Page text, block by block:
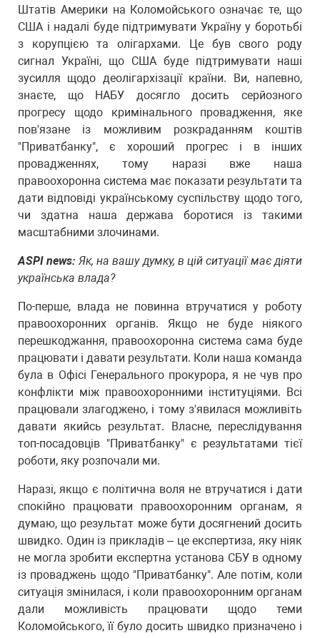
Штатів Америки на Коломойського означає те, що
США і надалі буде підтримувати Україну у боротьбі
з корупцією та олігархами. Це був свого роду
сигнал Україні, що США буде підтримувати наші
зусилля щодо деолігархізації країни. Ви, напевно,
знаєте, що НАБУ досягло досить серйозного
прогресу щодо кримінального провадження, яке
пов'язане із можливим розкраданням коштів
"Приватбанку", є хороший прогрес і в інших
провадженнях, тому наразі вже наша
правоохоронна система має показати результати та
дати відповіді українському суспільству щодо того,
чи здатна наша держава боротися із такими
масштабними злочинами.
ASPI news: Як, на вашу думку, в цій ситуації має діяти
українська влада?
По-перше, влада не повинна втручатися у роботу
правоохоронних органів. Якщо не буде ніякого
перешкоджання, правоохоронна система сама буде
працювати і давати результати. Коли наша команда
була в Офісі Генерального прокурора, я не чув про
конфлікти між правоохоронними інституціями. Всі
працювали злагоджено, і тому з'явилася можливіть
давати якийсь результат. Власне, переслідування
топ-посадовців "Приватбанку" є результатами тієї
роботи, яку розпочали ми.
Наразі, якщо є політична воля не втручатися і дати
спокійно працювати правоохоронним органам, я
думаю, що результат може бути досягнений досить
швидко. Один із прикладів – це експертиза, яку ніяк
не могла зробити експертна установа СБУ в одному
із проваджень щодо "Приватбанку". Але потім, коли
ситуація змінилася, і коли правоохоронним органам
дали можливість працювати щодо теми
Коломойського, її було досить швидко призначено і